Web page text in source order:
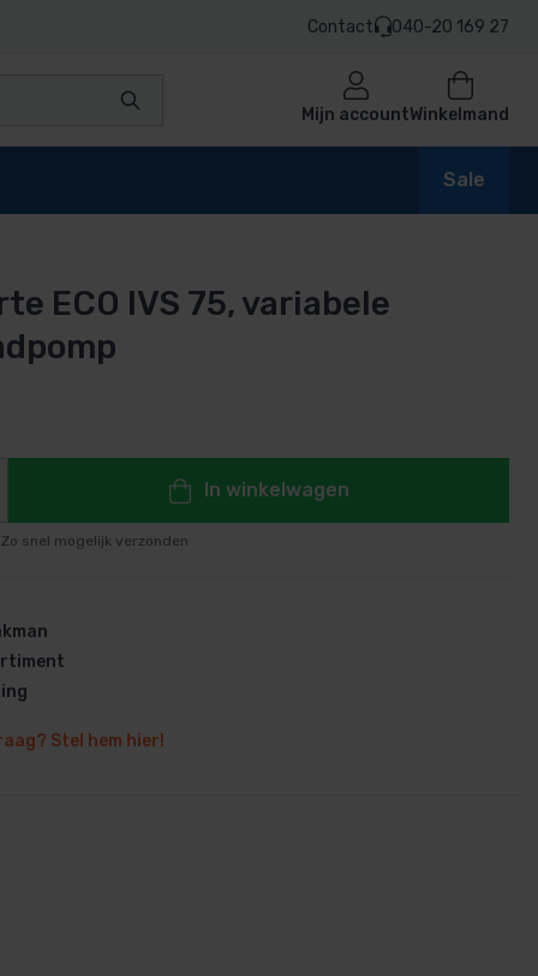
Contact 040-20 169 27
Mijn accountWinkelmand
Sale
ECO IVS 75, variabele
In winkelwagen
Zo snel mogelijk verzonden
Stel hem hier!